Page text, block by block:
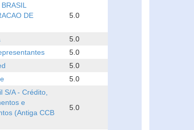
DE
5.0
5.0
5.0
5.0
5.0
S/A - Crédito,
e
(Antiga CCB
5.0